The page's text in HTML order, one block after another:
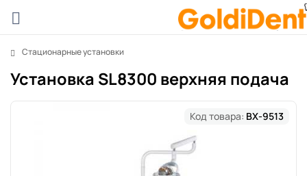
Стационарные установки
Установка SL8300 верхняя подача
Код товара: BX-9513